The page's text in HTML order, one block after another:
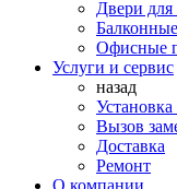
Двери для
Офисные
Услуги и сервис
назад
Установка
Вызов
Доставка
Ремонт